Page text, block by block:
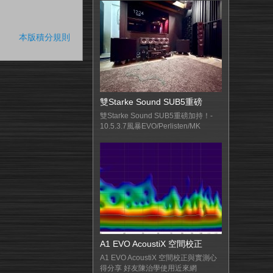
本版積分規則
雙Starke Sound SUB5重磅
雙Starke Sound SUB5重磅加持！-
10.5.3.7風暴EVO/Perlisten/MK
A1 EVO AcoustiX 空間校正
A1 EVO AcoustiX 空間校正與實測心
得分享 好友陳治學使用近來網